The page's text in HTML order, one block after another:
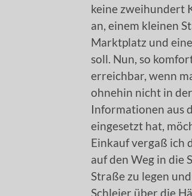
keine zweihundert
an, einem kleinen
Marktplatz und
soll. Nun, so
erreichbar, wenn
ohnehin nicht in
Informationen aus
eingesetzt hat,
Einkauf vergaß ich
auf den Weg in die
Straße zu legen
Schleier über die